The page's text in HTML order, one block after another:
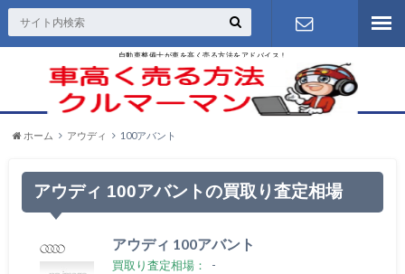
自動車整備士が車を高く売る方法をアドバイス！
お問い合わ
せ
ホーム アウディ 100アバント
アウディ 100アバントの買取り査定相場
アウディ 100アバント
買取り査定相場：
-